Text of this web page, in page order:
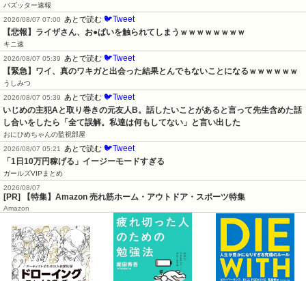
バズッター速報
2026/08/07 07:00
あとで読む 🐦Tweet
【悲報】ライザさん、お●ぱいを触られてしまうｗｗｗｗｗｗｗｗ
キニ速
2026/08/07 05:39
あとで読む 🐦Tweet
【緊急】ワイ、真のワキガと出会った結果とんでもないことになるｗｗｗｗｗｗ
うしみつ
2026/08/07 05:39
あとで読む 🐦Tweet
いじめの主犯Aと取り巻きの元友人B。話したいことがあると言って先生含めた話
し合いをしたら「全て誤解。私達は何もしてない」と言い出した
おにひめちゃんの監視部屋
2026/08/07 05:21
あとで読む 🐦Tweet
「1日10万円稼げる」イージーモードすぎる
ガールズVIPまとめ
2026/08/07
[PR] 【特集】Amazon 売れ筋ホーム・アウトドア・スポーツ特集
Amazon